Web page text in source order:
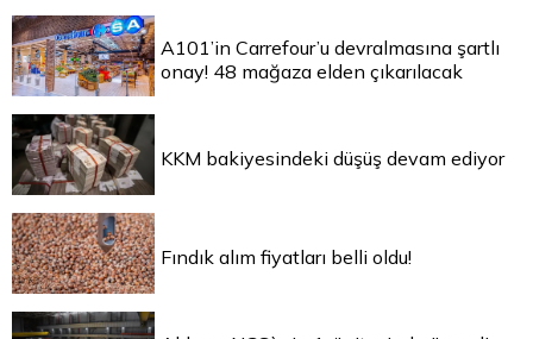
A101’in Carrefour’u devralmasına şartlı
onay! 48 mağaza elden çıkarılacak
KKM bakiyesindeki düşüş devam ediyor
Fındık alım fiyatları belli oldu!